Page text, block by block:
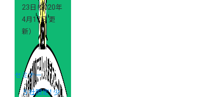
23日 （2020年
4月17日 更
新）
セミナー
５社限定！ 少